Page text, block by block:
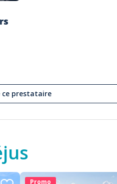
prestataire
Promo